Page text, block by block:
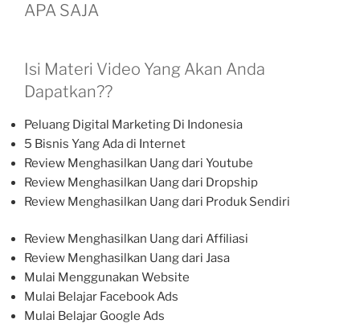
APA SAJA
Isi Materi Video Yang Akan Anda
Dapatkan??
Peluang Digital Marketing Di Indonesia
5 Bisnis Yang Ada di Internet
Review Menghasilkan Uang dari Youtube
Review Menghasilkan Uang dari Dropship
Review Menghasilkan Uang dari Produk Sendiri
Review Menghasilkan Uang dari Affiliasi
Review Menghasilkan Uang dari Jasa
Mulai Menggunakan Website
Mulai Belajar Facebook Ads
Mulai Belajar Google Ads